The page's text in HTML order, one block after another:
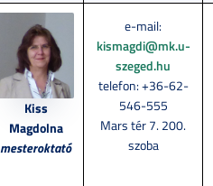
Kiss
Magdolna
mesteroktató
e-mail:
kismagdi@mk.u-
szeged.hu
telefon: +36-62-
546-555
Mars tér 7. 200.
szoba